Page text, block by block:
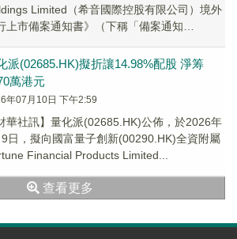
Limited（希音國際控股有限公司）境外
上市備案通知書》（下稱「備案通知
派(02685.HK)擬折讓14.98%配股 淨筹
萬港元
年07月10日 下午2:59
華社訊】量化派(02685.HK)公佈，於2026年
日，擬向國富量子創新(00290.HK)全資附屬
Financial Products Limited...
查看更多